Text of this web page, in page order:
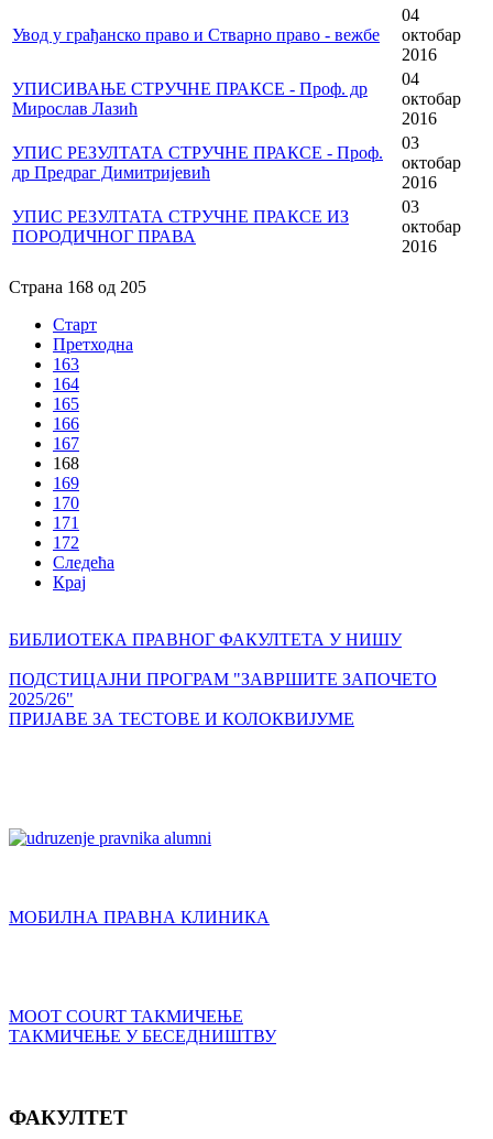
Увод у грађанско право и Стварно право - вежбе
04
октобар
2016
УПИСИВАЊЕ СТРУЧНЕ ПРАКСЕ - Проф. др
Мирослав Лазић
04
октобар
2016
УПИС РЕЗУЛТАТА СТРУЧНЕ ПРАКСЕ - Проф.
др Предраг Димитријевић
03
октобар
2016
УПИС РЕЗУЛТАТА СТРУЧНЕ ПРАКСЕ ИЗ
ПОРОДИЧНОГ ПРАВА
03
октобар
2016
Страна 168 од 205
Старт
Претходна
163
164
165
166
167
168
169
170
171
172
Следећа
Крај
БИБЛИОТЕКА ПРАВНОГ ФАКУЛТЕТА У НИШУ
ПОДСТИЦАЈНИ ПРОГРАМ "ЗАВРШИТЕ ЗАПОЧЕТО
2025/26"
ПРИЈАВЕ ЗА ТЕСТОВЕ И КОЛОКВИЈУМЕ
МОБИЛНА ПРАВНА КЛИНИКА
MOOT COURT ТАКМИЧЕЊЕ
ТАКМИЧЕЊЕ У БЕСЕДНИШТВУ
ФАКУЛТЕТ